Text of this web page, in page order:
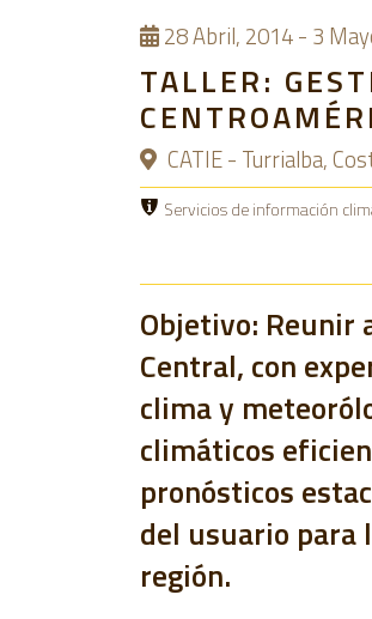
28Abril, 2014- 3
TALLER:
CATIE - Turrialba,
Servicios de información
Objetivo: Reunir
Central, con
clima y
climáticos
pronósticos
del usuario para
región.